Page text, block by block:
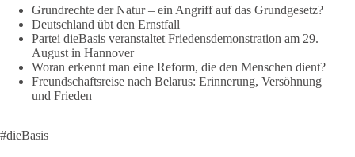
https://diebasis.de/spenden/
#dieBasis #frieden #russandistnichtunserFeind #friedenspartei
377 168
Grundrechte der Natur – ein Angriff auf das Grundgesetz?
Deutschland übt den Ernstfall
Partei dieBasis veranstaltet Friedensdemonstration am 29.
August in Hannover
Woran erkennt man eine Reform, die den Menschen dient?
Freundschaftsreise nach Belarus: Erinnerung, Versöhnung
und Frieden
#dieBasis